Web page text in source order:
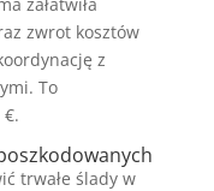
zwrot kosztów
z
To
trwałe ślady w